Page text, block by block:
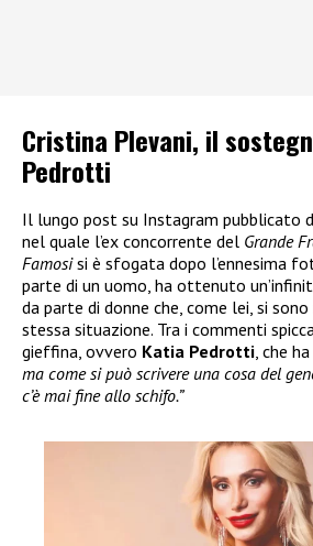
Cristina Plevani, il
Pedrotti
Il lungo post su Instagram pubblicato
nel quale l’ex concorrente del Grande
Famosisi è sfogata dopo l’ennesima
parte di un uomo, ha ottenuto
da parte di donne che, come lei, si
stessa situazione. Tra i commenti
gieffina, ovvero Katia Pedrotti, che
ma come si può scrivere una cosa del
c’è mai fine allo schifo.”